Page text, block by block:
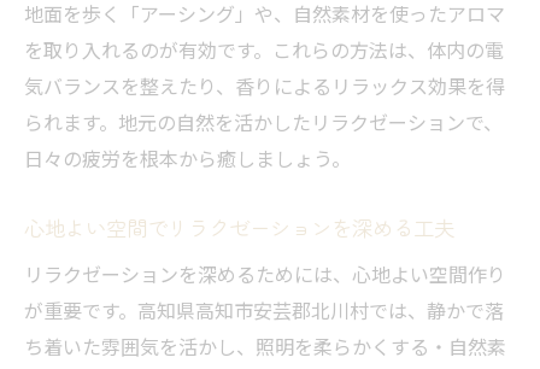
地面を歩く「アーシング」や、自然素材を使ったアロマ
を取り入れるのが有効です。これらの方法は、体内の電
気バランスを整えたり、香りによるリラックス効果を得
られます。地元の自然を活かしたリラクゼーションで、
日々の疲労を根本から癒しましょう。
心地よい空間でリラクゼーションを深める工夫
リラクゼーションを深めるためには、心地よい空間作り
が重要です。高知県高知市安芸郡北川村では、静かで落
ち着いた雰囲気を活かし、照明を柔らかくする・自然素